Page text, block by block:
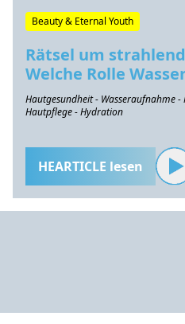
Beauty & Eternal Youth
Rätsel um
Welche Rolle
Hautgesundheit - Wasseraufnahme -
Hautpflege - Hydration
HEARTICLE lesen